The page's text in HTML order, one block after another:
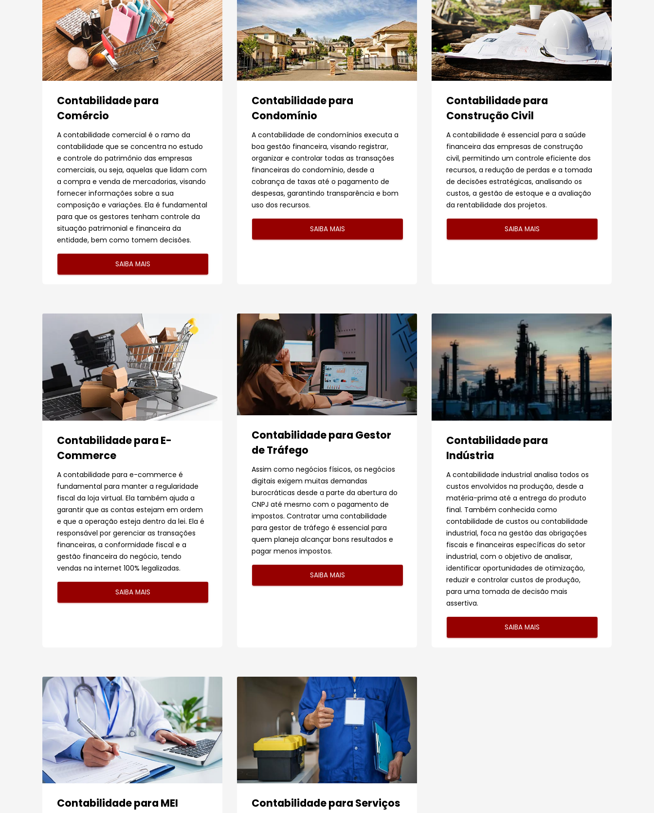
Contabilidade para
Comércio
A contabilidade comercial é o ramo da
contabilidade que se concentra no estudo
e controle do patrimônio das empresas
comerciais, ou seja, aquelas que lidam com
a compra e venda de mercadorias, visando
fornecer informações sobre a sua
composição e variações. Ela é fundamental
para que os gestores tenham controle da
situação patrimonial e financeira da
entidade, bem como tomem decisões.
SAIBA MAIS
Contabilidade para
Condomínio
A contabilidade de condomínios executa a
boa gestão financeira, visando registrar,
organizar e controlar todas as transações
financeiras do condomínio, desde a
cobrança de taxas até o pagamento de
despesas, garantindo transparência e bom
uso dos recursos.
SAIBA MAIS
Contabilidade para
Construção Civil
A contabilidade é essencial para a saúde
financeira das empresas de construção
civil, permitindo um controle eficiente dos
recursos, a redução de perdas e a tomada
de decisões estratégicas, analisando os
custos, a gestão de estoque e a avaliação
da rentabilidade dos projetos.
SAIBA MAIS
Contabilidade para E-
Commerce
A contabilidade para e-commerce é
fundamental para manter a regularidade
fiscal da loja virtual. Ela também ajuda a
garantir que as contas estejam em ordem
e que a operação esteja dentro da lei. Ela é
responsável por gerenciar as transações
financeiras, a conformidade fiscal e a
gestão financeira do negócio, tendo
vendas na internet 100% legalizadas.
SAIBA MAIS
Contabilidade para Gestor
de Tráfego
Assim como negócios físicos, os negócios
digitais exigem muitas demandas
burocráticas desde a parte da abertura do
CNPJ até mesmo com o pagamento de
impostos. Contratar uma contabilidade
para gestor de tráfego é essencial para
quem planeja alcançar bons resultados e
pagar menos impostos.
SAIBA MAIS
Contabilidade para
Indústria
A contabilidade industrial analisa todos os
custos envolvidos na produção, desde a
matéria-prima até a entrega do produto
final. Também conhecida como
contabilidade de custos ou contabilidade
industrial, foca na gestão das obrigações
fiscais e financeiras específicas do setor
industrial, com o objetivo de analisar,
identificar oportunidades de otimização,
reduzir e controlar custos de produção,
para uma tomada de decisão mais
assertiva.
SAIBA MAIS
Contabilidade para MEI Contabilidade para Serviços